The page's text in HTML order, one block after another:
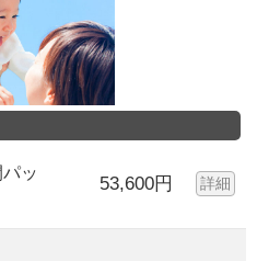
ッ
53,600円 詳細